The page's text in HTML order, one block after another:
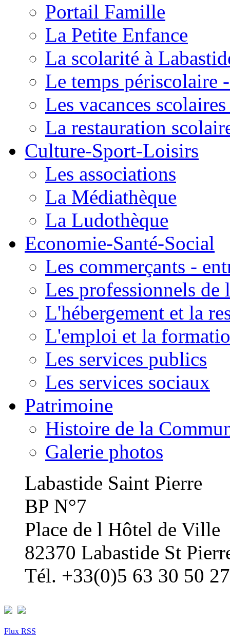
Portail Famille
La Petite Enfance
La scolarité à
Le temps périscolaire
Les vacances
La restauration
Culture-Sport-Loisirs
Les associations
La Médiathèque
La Ludothèque
Economie-Santé-Social
Les commerçants -
Les professionnels de
L'hébergement et la
L'emploi et la
Les services publics
Les services sociaux
Patrimoine
Histoire de la
Galerie photos
Labastide Saint Pierre
BP N°7
Place de l Hôtel de Ville
82370 Labastide St
Tél. +33(0)5 63 30 50 27
Flux RSS